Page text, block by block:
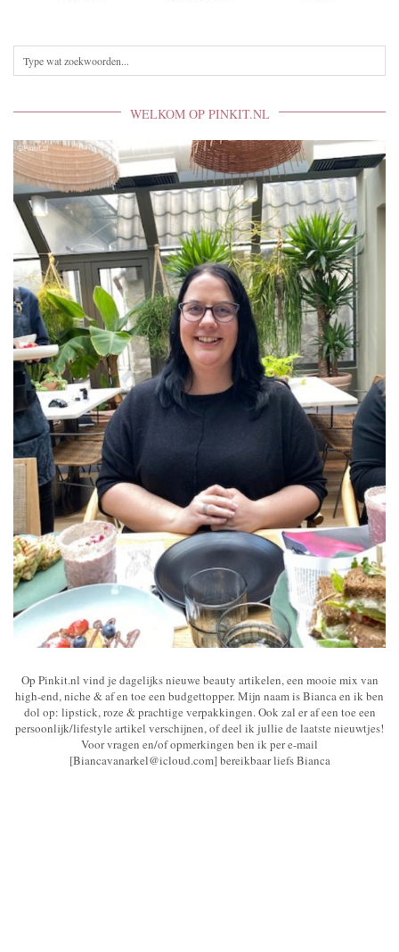
WELKOM OP PINKIT.NL
Op Pinkit.nl vind je dagelijks nieuwe beauty artikelen, een mooie mix van
high-end, niche & af en toe een budgettopper. Mijn naam is Bianca en ik ben
dol op: lipstick, roze & prachtige verpakkingen. Ook zal er af een toe een
persoonlijk/lifestyle artikel verschijnen, of deel ik jullie de laatste nieuwtjes!
Voor vragen en/of opmerkingen ben ik per e-mail
[Biancavanarkel@icloud.com] bereikbaar liefs Bianca